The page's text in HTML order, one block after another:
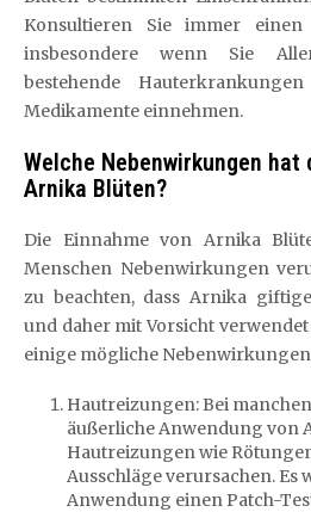
Konsultieren Sie immer
insbesondere wenn Sie
bestehende
Medikamente einnehmen.
Welche Nebenwirkungen hat
Arnika Blüten?
Die Einnahme von Arnika
Menschen Nebenwirkungen
zu beachten, dass Arnika
und daher mit Vorsicht
einige mögliche
Hautreizungen: Bei
äußerliche Anwendung von
Hautreizungen wie
Ausschläge verursachen.
Anwendung einen Patch-